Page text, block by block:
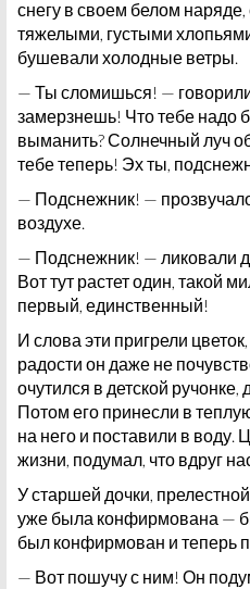
снегу в своем белом наряде,
тяжелыми, густыми
бушевали холодные ветры.
— Ты сломишься! —
замерзнешь! Что тебе надо
выманить? Солнечный луч
тебе теперь! Эх ты,
— Подснежник! —
воздухе.
— Подснежник! — ликовали
Вот тут растет один, такой
первый, единственный!
И слова эти пригрели
радости он даже не
очутился в детской ручонке,
Потом его принесли в
на него и поставили в воду.
жизни, подумал, что вдруг
У старшей дочки,
уже была конфирмована —
был конфирмован и теперь
— Вот пошучу с ним! Он